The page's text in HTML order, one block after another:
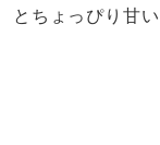
とちょっぴり甘